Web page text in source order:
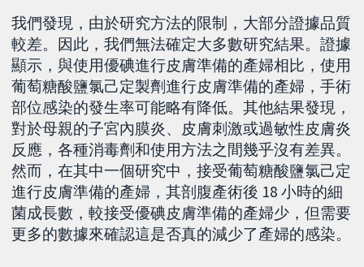
我們發現，由於研究方法的限制，大部分證據品質
較差。因此，我們無法確定大多數研究結果。證據
顯示，與使用優碘進行皮膚準備的產婦相比，使用
葡萄糖酸鹽氯己定製劑進行皮膚準備的產婦，手術
部位感染的發生率可能略有降低。其他結果發現，
對於母親的子宮內膜炎、皮膚刺激或過敏性皮膚炎
反應，各種消毒劑和使用方法之間幾乎沒有差異。
然而，在其中一個研究中，接受葡萄糖酸鹽氯己定
進行皮膚準備的產婦，其剖腹產術後 18 小時的細
菌成長數，較接受優碘皮膚準備的產婦少，但需要
更多的數據來確認這是否真的減少了產婦的感染。